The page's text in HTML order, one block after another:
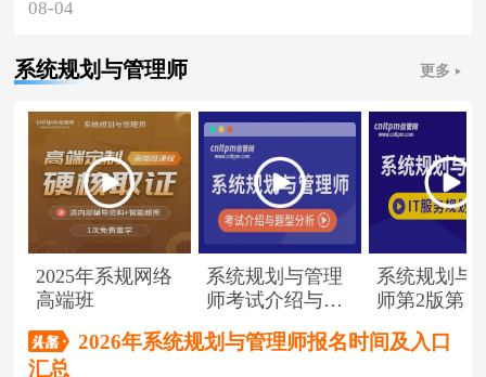
08-04
系统规划与管理师 更多
2025年系规网络
高端班
系统规划与管理
师考试介绍与题
系统规划与
师第2版第1
2026年系统规划与管理师报名时间及入口
汇总